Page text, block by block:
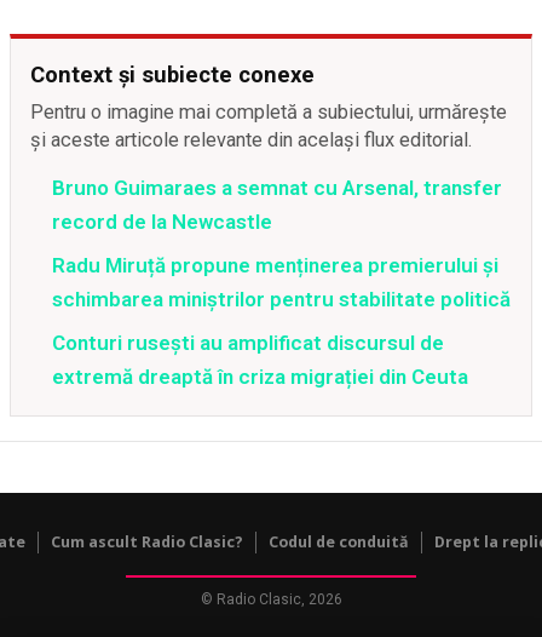
Context și subiecte conexe
Pentru o imagine mai completă a subiectului, urmărește
și aceste articole relevante din același flux editorial.
Bruno Guimaraes a semnat cu Arsenal, transfer
record de la Newcastle
Radu Miruță propune menținerea premierului și
schimbarea miniștrilor pentru stabilitate politică
Conturi rusești au amplificat discursul de
extremă dreaptă în criza migrației din Ceuta
Cum ascult Radio Clasic? Codul de conduită Drept la
© Radio Clasic, 2026